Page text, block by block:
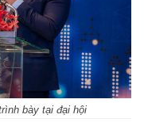
bày tại đại hội